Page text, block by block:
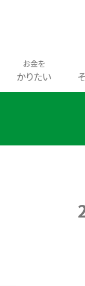
お金を
かりたい